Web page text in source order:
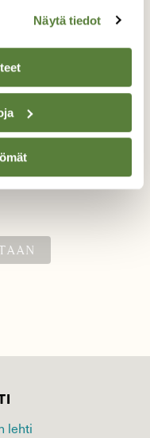
Näytä tiedot
syyskuu 2014
lehti